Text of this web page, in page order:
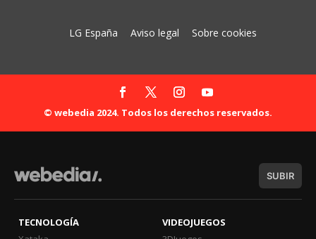
LG España Aviso legal Sobre cookies
© webedia 2024. Todos los derechos reservados.
SUBIR
TECNOLOGÍA
VIDEOJUEGOS